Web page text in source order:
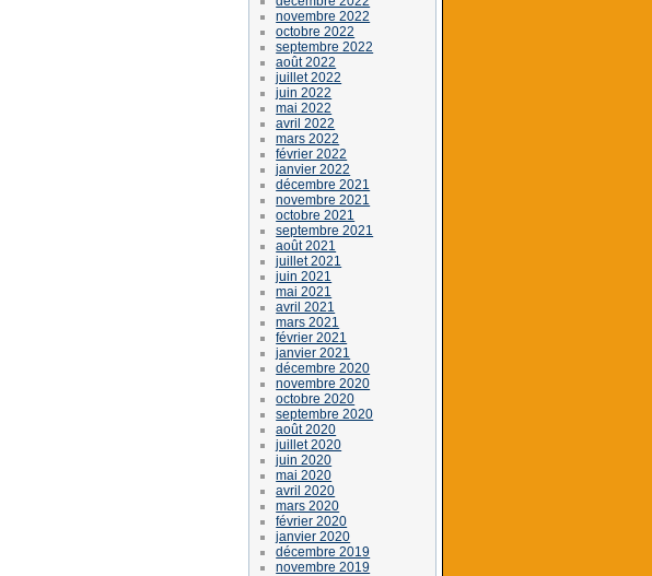
novembre 2022
octobre 2022
septembre 2022
août 2022
juillet 2022
juin 2022
mai 2022
avril 2022
mars 2022
février 2022
janvier 2022
décembre 2021
novembre 2021
octobre 2021
septembre 2021
août 2021
juillet 2021
juin 2021
mai 2021
avril 2021
mars 2021
février 2021
janvier 2021
décembre 2020
novembre 2020
octobre 2020
septembre 2020
août 2020
juillet 2020
juin 2020
mai 2020
avril 2020
mars 2020
février 2020
janvier 2020
décembre 2019
novembre 2019